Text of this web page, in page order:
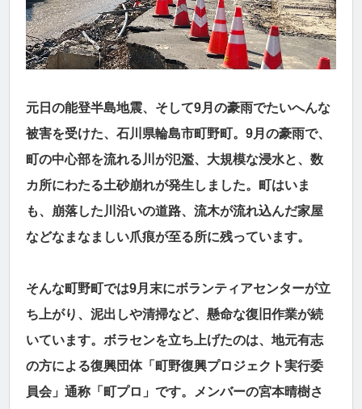
元日の能登半島地震、そして9月の豪雨でたいへんな
被害を受けた、石川県輪島市町野町。9月の豪雨で、
町の中心部を流れる川が氾濫、大規模な浸水と、数
カ所にわたる土砂崩れが発生しました。町はいま
も、崩落した川沿いの道路、流木が流れ込んだ家屋
などなまなましい爪痕が至る所に残っています。
そんな町野町では9月末にボランティアセンターが立
ち上がり、泥出しや清掃など、懸命な復旧作業が続
いています。ボラセンを立ち上げたのは、地元有志
の方による復興団体「町野復興プロジェクト実行委
員会」通称「町プロ」です。メンバーの宮本晴樹さ